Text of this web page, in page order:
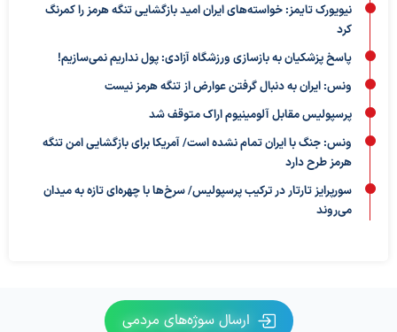
نیویورک تایمز: خواسته‌های ایران امید بازگشایی تنگه هرمز را کمرنگ
کرد
پاسخ پزشکیان به بازسازی ورزشگاه آزادی: پول نداریم نمی‌سازیم!
ونس: ایران به دنبال گرفتن عوارض از تنگه هرمز نیست
پرسپولیس مقابل آلومینیوم اراک متوقف شد
ونس: جنگ با ایران تمام نشده است/ آمریکا برای بازگشایی امن تنگه
هرمز طرح دارد
سورپرایز تارتار در ترکیب پرسپولیس/ سرخ‌ها با چهره‌ای تازه به میدان
می‌روند
ارسال سوژه‌های مردمی